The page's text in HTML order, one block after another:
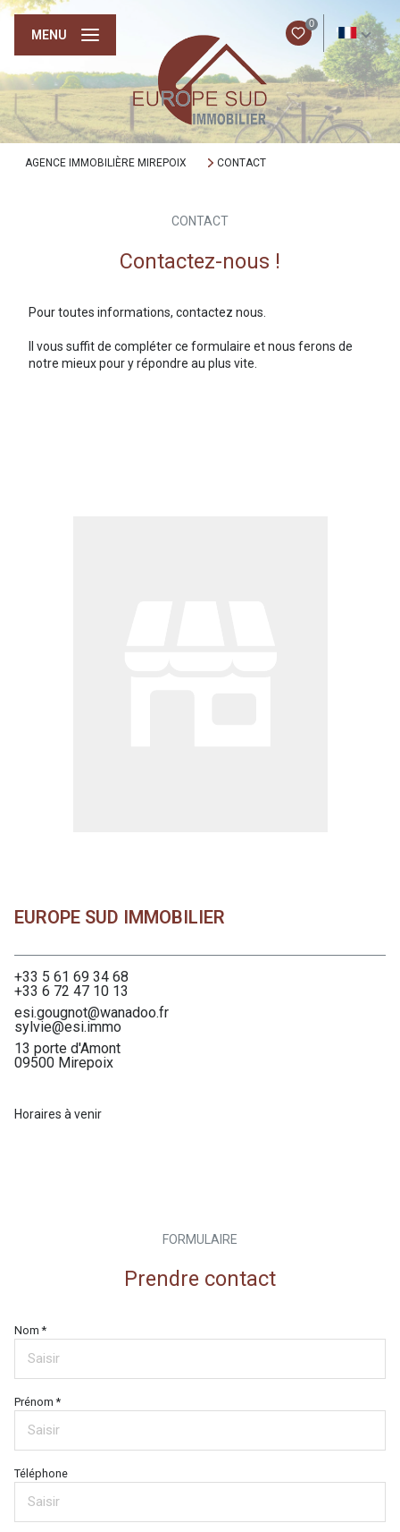
0
FR
MENU
AGENCE IMMOBILIÈRE MIREPOIX CONTACT
CONTACT
Contactez-nous !
Pour toutes informations, contactez nous.
Il vous suffit de compléter ce formulaire et nous ferons de
notre mieux pour y répondre au plus vite.
EUROPE SUD IMMOBILIER
+33 5 61 69 34 68
+33 6 72 47 10 13
esi.gougnot@wanadoo.fr
sylvie@esi.immo
13 porte d'Amont
09500 Mirepoix
Horaires à venir
FORMULAIRE
Prendre contact
Nom *
Prénom *
Téléphone